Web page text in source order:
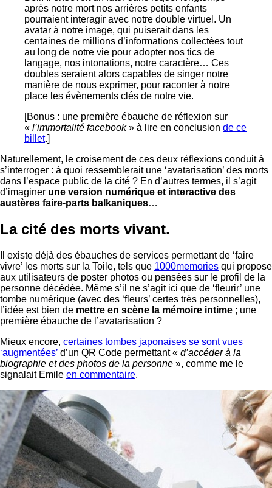
après notre mort nos arrières petits enfants
pourraient interagir avec notre double virtuel. Un
avatar à notre image, qui puiserait dans les
centaines de millions d’informations collectées tout
au long de notre vie pour adopter nos tics de
langage, nos intonations, notre caractère… Ces
doubles seraient alors capables de singer notre
manière de nous exprimer, pour raconter à notre
place les évènements clés de notre vie.
[Bonus : une première ébauche de réflexion sur
« l’immortalité facebook» à lire en conclusion de ce
billet.]
Naturellement, le croisement de ces deux réflexions conduit à
s’interroger : à quoi ressemblerait une ‘avatarisation’ des morts
dans l’espace public de la cité ? En d’autres termes, il s’agit
d’imaginer une version numérique et interactive des
austères faire-parts balkaniques…
La cité des morts vivant.
Il existe déjà des ébauches de services permettant de ‘faire
vivre’ les morts sur la Toile, tels que 1000memories qui propose
aux utilisateurs de poster photos ou pensées sur le profil de la
personne décédée. Même s’il ne s’agit ici que de ‘fleurir’ une
tombe numérique (avec des ‘fleurs’ certes très personnelles),
l’idée est bien de mettre en scène la mémoire intime ; une
première ébauche de l’avatarisation ?
Mieux encore, certaines tombes japonaises se sont vues
‘augmentées’ d’un QR Code permettant « d’accéder à la
biographie et des photos de la personne », comme me le
signalait Emile en commentaire.